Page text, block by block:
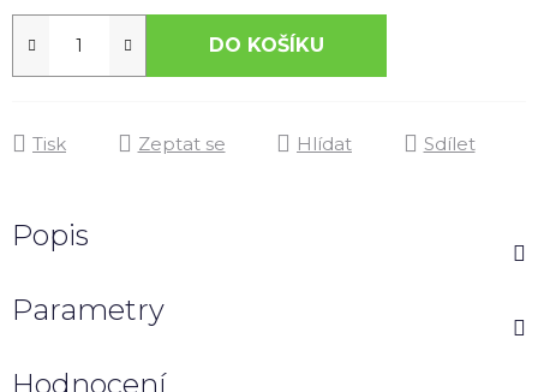
DO KOŠÍKU
Tisk Zeptat se Hlídat Sdílet
Popis
Parametry
Hodnocení